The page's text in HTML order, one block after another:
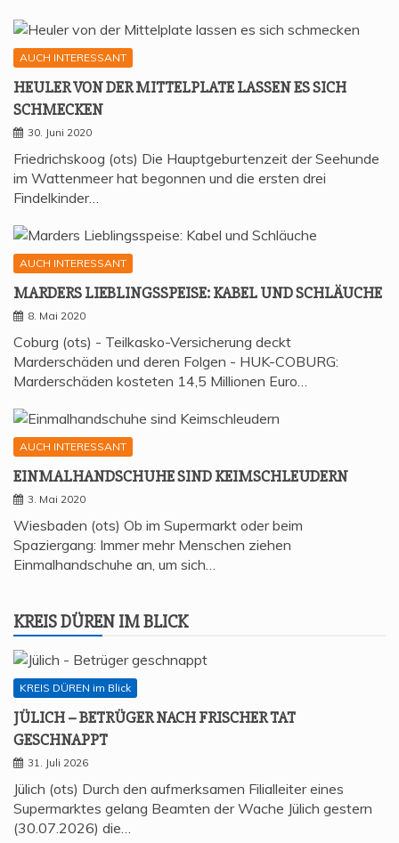
AUCH INTERESSANT
HEU­LER VON DER MIT­TEL­P­LA­TE LAS­SEN ES SICH
SCHMECKEN
30. Juni 2020
Friedrichskoog (ots) Die Hauptgeburtenzeit der Seehunde
im Wattenmeer hat begonnen und die ersten drei
Findelkinder…
AUCH INTERESSANT
MAR­DERS LIEB­LINGS­SPEI­SE: KABEL UND SCHLÄUCHE
8. Mai 2020
Coburg (ots) - Teilkasko-Versicherung deckt
Marderschäden und deren Folgen - HUK-COBURG:
Marderschäden kosteten 14,5 Millionen Euro…
AUCH INTERESSANT
EIN­MAL­HAND­SCHU­HE SIND KEIMSCHLEUDERN
3. Mai 2020
Wiesbaden (ots) Ob im Supermarkt oder beim
Spaziergang: Immer mehr Menschen ziehen
Einmalhandschuhe an, um sich…
KREIS DÜREN IM BLICK
KREIS DÜREN im Blick
JÜLICH – BETRÜ­GER NACH FRI­SCHER TAT
GESCHNAPPT
31. Juli 2026
Jülich (ots) Durch den aufmerksamen Filialleiter eines
Supermarktes gelang Beamten der Wache Jülich gestern
(30.07.2026) die…